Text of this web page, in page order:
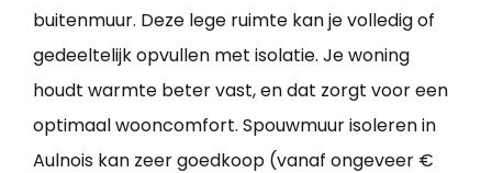
buitenmuur. Deze lege ruimte kan je volledig of
gedeeltelijk opvullen met isolatie. Je woning
houdt warmte beter vast, en dat zorgt voor een
optimaal wooncomfort. Spouwmuur isoleren in
Aulnois kan zeer goedkoop (vanaf ongeveer €